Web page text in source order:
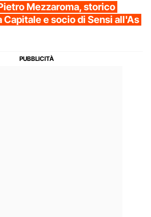
Mezzaroma, storico
e socio di Sensi all'As